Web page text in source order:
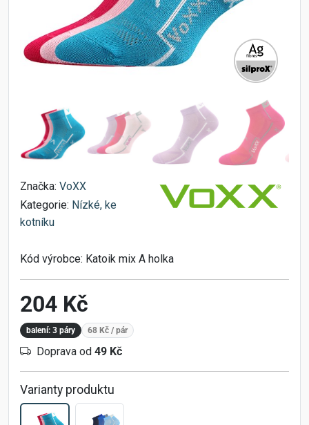
Značka: VoXX
Kategorie: Nízké, ke
kotníku
Kód výrobce: Katoik mix A holka
204 Kč
balení: 3 páry 68 Kč / pár
Doprava od 49 Kč
Varianty produktu